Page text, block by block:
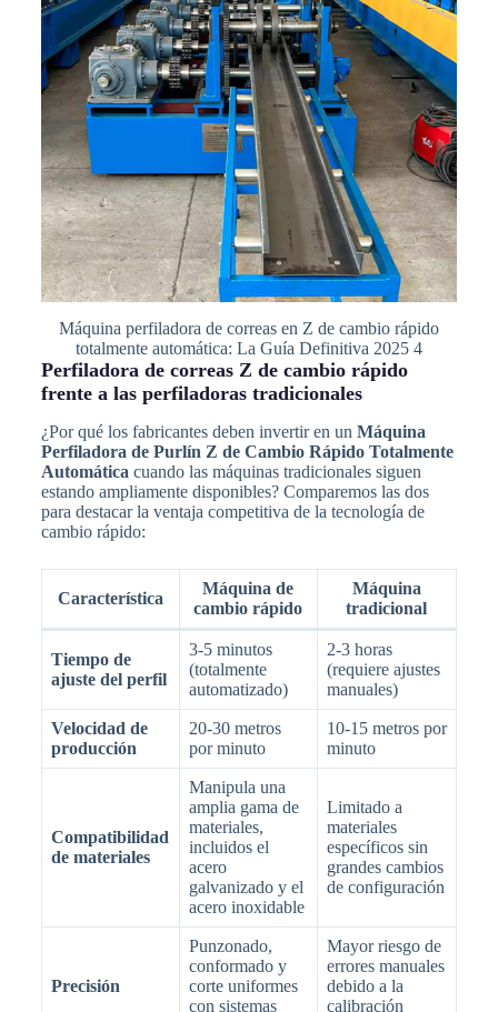
Máquina perfiladora de correas en Z de cambio rápido
totalmente automática: La Guía Definitiva 2025 4
Perfiladora de correas Z de cambio rápido
frente a las perfiladoras tradicionales
¿Por qué los fabricantes deben invertir en un Máquina
Perfiladora de Purlín Z de Cambio Rápido Totalmente
Automática cuando las máquinas tradicionales siguen
estando ampliamente disponibles? Comparemos las dos
para destacar la ventaja competitiva de la tecnología de
cambio rápido:
Característica
Máquina de
cambio rápido
Máquina
tradicional
Tiempo de
ajuste del perfil
3-5 minutos
(totalmente
automatizado)
2-3 horas
(requiere ajustes
manuales)
Velocidad de
producción
20-30 metros
por minuto
10-15 metros por
minuto
Compatibilidad
de materiales
Manipula una
amplia gama de
materiales,
incluidos el
acero
galvanizado y el
acero inoxidable
Limitado a
materiales
específicos sin
grandes cambios
de configuración
Precisión
Punzonado,
conformado y
corte uniformes
con sistemas
Mayor riesgo de
errores manuales
debido a la
calibración